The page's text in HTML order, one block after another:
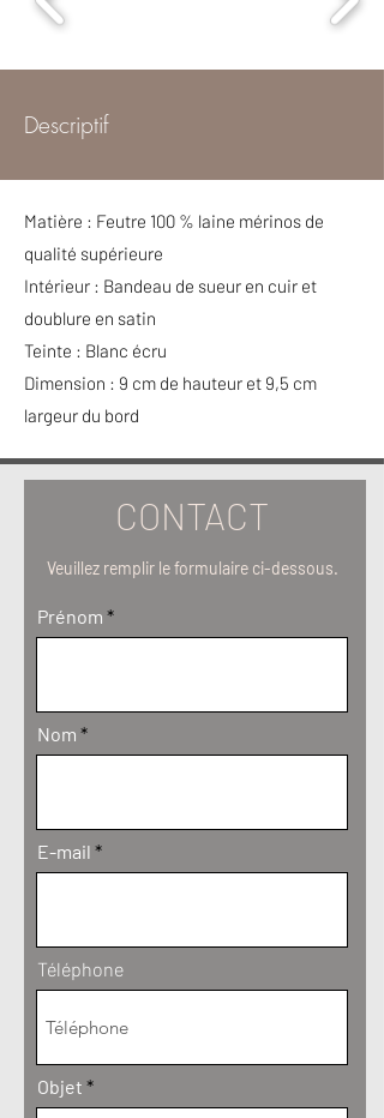
Descriptif
Matière : Feutre 100 % laine mérinos de
qualité supérieure
Intérieur : Bandeau de sueur en cuir et
doublure en satin
Teinte : Blanc écru
Dimension : 9 cm de hauteur et 9,5 cm
largeur du bord
CONTACT
Veuillez remplir le formulaire ci-dessous.
Prénom
Nom
E-mail
Téléphone
Objet